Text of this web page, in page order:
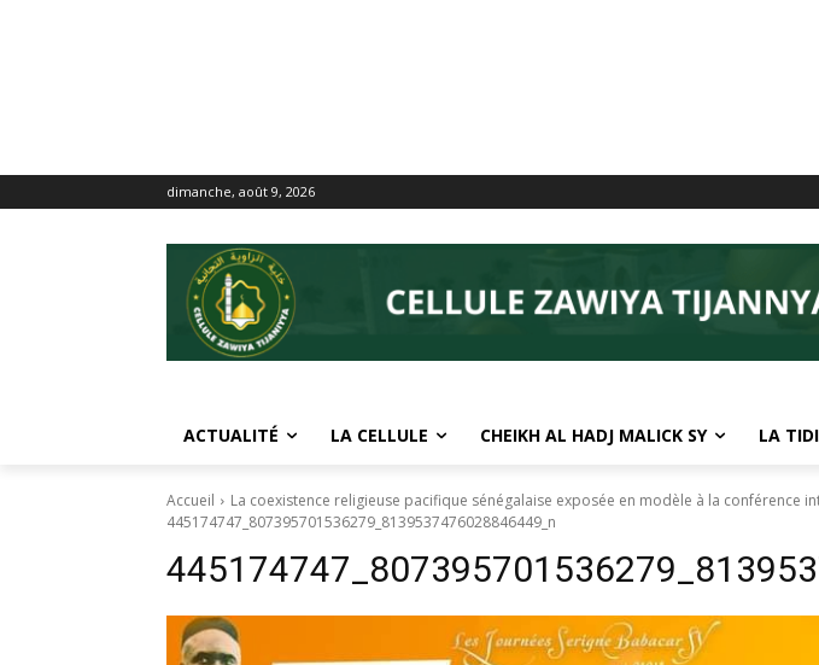
dimanche, août 9, 2026
ACTUALITÉ LA CELLULE CHEIKH AL HADJ MALICK SY LA
Accueil
La coexistence religieuse pacifique sénégalaise exposée en modèle à la conférence
445174747_807395701536279_8139537476028846449_n